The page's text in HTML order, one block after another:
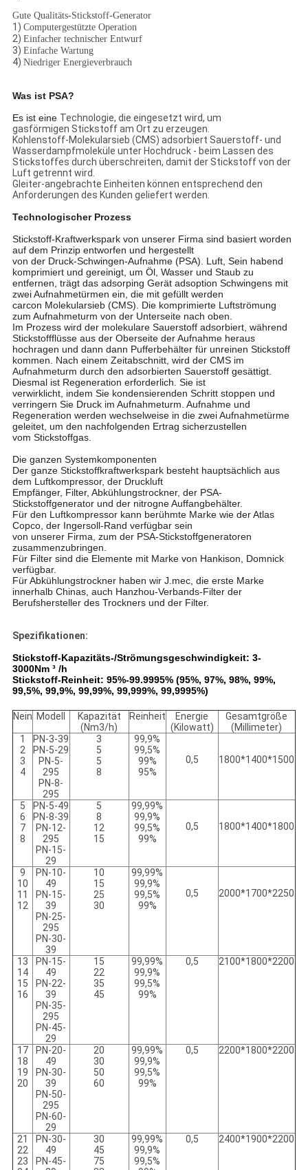
Gute Qualitäts-Stickstoff-Generator
1) Computergestützte Operation
2) Einfacher technischer Entwurf
3) Einfache Wartung
4) Niedriger Energieverbrauch
Was ist PSA?
Es ist eine Technologie, die eingesetzt wird, um
gasförmigen Stickstoff am Ort zu erzeugen.
Kohlenstoff-Molekularsieb (CMS) adsorbiert Sauerstoff- und
Wasserdampfmoleküle unter Hochdruck - beim Lassen des
Stickstoffes durch überschreiten, damit der Stickstoff von der
Luft getrennt wird.
Gleiter-angebrachte Einheiten können entsprechend den
Anforderungen des Kunden geliefert werden.
Technologischer Prozess
Stickstoff-Kraftwerkspark von unserer Firma sind basiert worden
auf dem Prinzip entworfen und hergestellt
von der Druck-Schwingen-Aufnahme (PSA). Luft, Sein habend
komprimiert und gereinigt, um Öl, Wasser und Staub zu
entfernen, trägt das adsorping Gerät adsoption Schwingens mit
zwei Aufnahmetürmen ein, die mit gefüllt werden
carcon Molekularsieb (CMS). Die komprimierte Luftströmung
zum Aufnahmeturm von der Unterseite nach oben.
Im Prozess wird der molekulare Sauerstoff adsorbiert, während
Stickstoffflüsse aus der Oberseite der Aufnahme heraus
hochragen und dann dann Pufferbehälter für unreinen Stickstoff
kommen. Nach einem Zeitabschnitt, wird der CMS im
Aufnahmeturm durch den adsorbierten Sauerstoff gesättigt.
Diesmal ist Regeneration erforderlich. Sie ist
verwirklicht, indem Sie kondensierenden Schritt stoppen und
verringern Sie Druck im Aufnahmeturm. Aufnahme und
Regeneration werden wechselweise in die zwei Aufnahmetürme
geleitet, um den nachfolgenden Ertrag sicherzustellen
vom Stickstoffgas.
Die ganzen Systemkomponenten
Der ganze Stickstoffkraftwerkspark besteht hauptsächlich aus
dem Luftkompressor, der Druckluft
Empfänger, Filter, Abkühlungstrockner, der PSA-
Stickstoffgenerator und der nitrogne Auffangbehälter.
Für den Luftkompressor kann berühmte Marke wie der Atlas
Copco, der Ingersoll-Rand verfügbar sein
von unserer Firma, zum der PSA-Stickstoffgeneratoren
zusammenzubringen.
Für Filter sind die Elemente mit Marke von Hankison, Domnick
verfügbar.
Für Abkühlungstrockner haben wir J.mec, die erste Marke
innerhalb Chinas, auch Hanzhou-Verbands-Filter der
Berufshersteller des Trockners und der Filter.
Spezifikationen:
Stickstoff-Kapazitäts-/Strömungsgeschwindigkeit: 3-
3000Nm ³ /h
Stickstoff-Reinheit: 95%-99.9995% (95%, 97%, 98%, 99%,
99,5%, 99,9%, 99,99%, 99,999%, 99,9995%)
Nein Modell
Kapazität
(Nm3/h)
Reinheit
Energie
(Kilowatt)
Gesamtgröße
(Millimeter)
1
2
3
4
PN-3-39
PN-5-29
PN-5-
295
PN-8-
295
3
5
5
8
99,9%
99,5%
99%
95%
0,5 1800*1400*1500
5
6
7
8
PN-5-49
PN-8-39
PN-12-
295
PN-15-
29
5
8
12
15
99,99%
99,9%
99,5%
99%
0,5 1800*1400*1800
9
10
11
12
PN-10-
49
PN-15-
39
PN-25-
295
PN-30-
39
10
15
25
30
99,99%
99,9%
99,5%
99%
0,5 2000*1700*2250
13
14
15
16
PN-15-
49
PN-22-
39
PN-35-
295
PN-45-
29
15
22
35
45
99,99%
99,9%
99,5%
99%
0,5 2100*1800*2200
17
18
19
20
PN-20-
49
PN-30-
39
PN-50-
295
PN-60-
29
20
30
50
60
99,99%
99,9%
99,5%
99%
0,5 2200*1800*2200
21
22
23
PN-30-
49
PN-45-
30
45
75
99,99%
99,9%
99,5%
0,5 2400*1900*2200